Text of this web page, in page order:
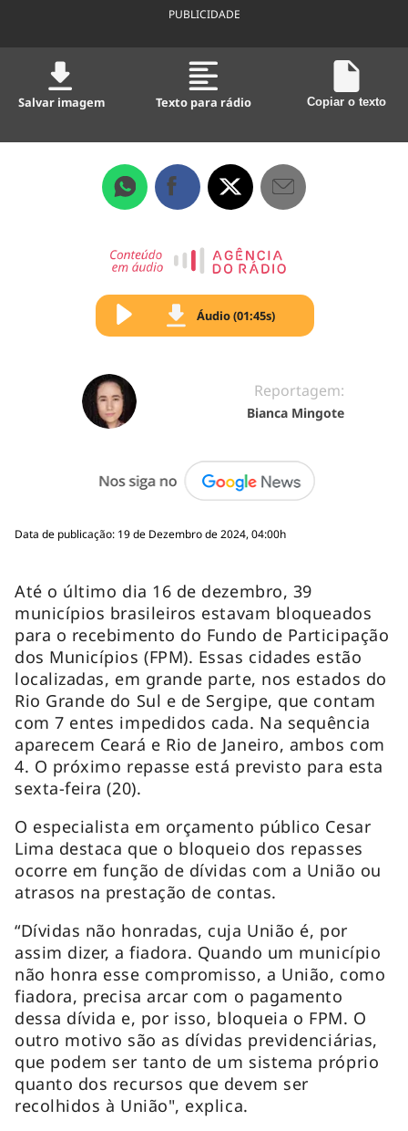
PUBLICIDADE
Salvar imagem Texto para rádio Copiar o texto
Áudio (01:45s)
Reportagem:
Bianca Mingote
Data de publicação: 19 de Dezembro de 2024, 04:00h
Até o último dia 16 de dezembro, 39
municípios brasileiros estavam bloqueados
para o recebimento do Fundo de Participação
dos Municípios (FPM). Essas cidades estão
localizadas, em grande parte, nos estados do
Rio Grande do Sul e de Sergipe, que contam
com 7 entes impedidos cada. Na sequência
aparecem Ceará e Rio de Janeiro, ambos com
4. O próximo repasse está previsto para esta
sexta-feira (20).
O especialista em orçamento público Cesar
Lima destaca que o bloqueio dos repasses
ocorre em função de dívidas com a União ou
atrasos na prestação de contas.
“Dívidas não honradas, cuja União é, por
assim dizer, a fiadora. Quando um município
não honra esse compromisso, a União, como
fiadora, precisa arcar com o pagamento
dessa dívida e, por isso, bloqueia o FPM. O
outro motivo são as dívidas previdenciárias,
que podem ser tanto de um sistema próprio
quanto dos recursos que devem ser
recolhidos à União", explica.